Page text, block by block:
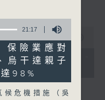
(HKT 11:04 -
21:17
險業應對
烏干達親子
98%
候危機措施（吳